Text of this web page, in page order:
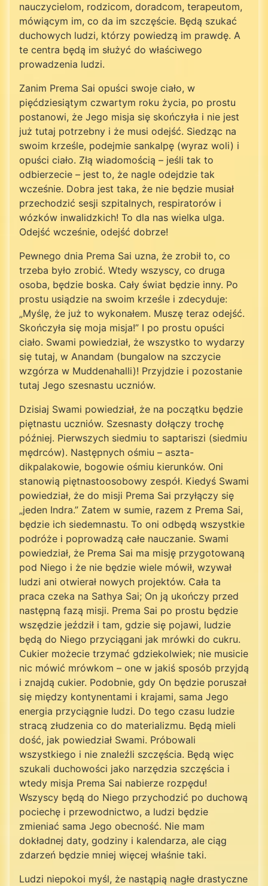
nauczycielom, rodzicom, doradcom, terapeutom,
mówiącym im, co da im szczęście. Będą szukać
duchowych ludzi, którzy powiedzą im prawdę. A
te centra będą im służyć do właściwego
prowadzenia ludzi.
Zanim Prema Sai opuści swoje ciało, w
pięćdziesiątym czwartym roku życia, po prostu
postanowi, że Jego misja się skończyła i nie jest
już tutaj potrzebny i że musi odejść. Siedząc na
swoim krześle, podejmie sankalpę (wyraz woli) i
opuści ciało. Złą wiadomością – jeśli tak to
odbierzecie – jest to, że nagle odejdzie tak
wcześnie. Dobra jest taka, że nie będzie musiał
przechodzić sesji szpitalnych, respiratorów i
wózków inwalidzkich! To dla nas wielka ulga.
Odejść wcześnie, odejść dobrze!
Pewnego dnia Prema Sai uzna, że zrobił to, co
trzeba było zrobić. Wtedy wszyscy, co druga
osoba, będzie boska. Cały świat będzie inny. Po
prostu usiądzie na swoim krześle i zdecyduje:
„Myślę, że już to wykonałem. Muszę teraz odejść.
Skończyła się moja misja!” I po prostu opuści
ciało. Swami powiedział, że wszystko to wydarzy
się tutaj, w Anandam (bungalow na szczycie
wzgórza w Muddenahalli)! Przyjdzie i pozostanie
tutaj Jego szesnastu uczniów.
Dzisiaj Swami powiedział, że na początku będzie
piętnastu uczniów. Szesnasty dołączy trochę
później. Pierwszych siedmiu to saptariszi (siedmiu
mędrców). Następnych ośmiu – aszta-
dikpalakowie, bogowie ośmiu kierunków. Oni
stanowią piętnastoosobowy zespół. Kiedyś Swami
powiedział, że do misji Prema Sai przyłączy się
„jeden Indra.” Zatem w sumie, razem z Prema Sai,
będzie ich siedemnastu. To oni odbędą wszystkie
podróże i poprowadzą całe nauczanie. Swami
powiedział, że Prema Sai ma misję przygotowaną
pod Niego i że nie będzie wiele mówił, wzywał
ludzi ani otwierał nowych projektów. Cała ta
praca czeka na Sathya Sai; On ją ukończy przed
następną fazą misji. Prema Sai po prostu będzie
wszędzie jeździł i tam, gdzie się pojawi, ludzie
będą do Niego przyciągani jak mrówki do cukru.
Cukier możecie trzymać gdziekolwiek; nie musicie
nic mówić mrówkom – one w jakiś sposób przyjdą
i znajdą cukier. Podobnie, gdy On będzie poruszał
się między kontynentami i krajami, sama Jego
energia przyciągnie ludzi. Do tego czasu ludzie
stracą złudzenia co do materializmu. Będą mieli
dość, jak powiedział Swami. Próbowali
wszystkiego i nie znaleźli szczęścia. Będą więc
szukali duchowości jako narzędzia szczęścia i
wtedy misja Prema Sai nabierze rozpędu!
Wszyscy będą do Niego przychodzić po duchową
pociechę i przewodnictwo, a ludzi będzie
zmieniać sama Jego obecność. Nie mam
dokładnej daty, godziny i kalendarza, ale ciąg
zdarzeń będzie mniej więcej właśnie taki.
Ludzi niepokoi myśl, że nastąpią nagłe drastyczne